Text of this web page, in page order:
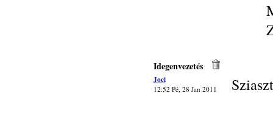
Idegenvezetés
Joci
12:52 Pé, 28 Jan 2011